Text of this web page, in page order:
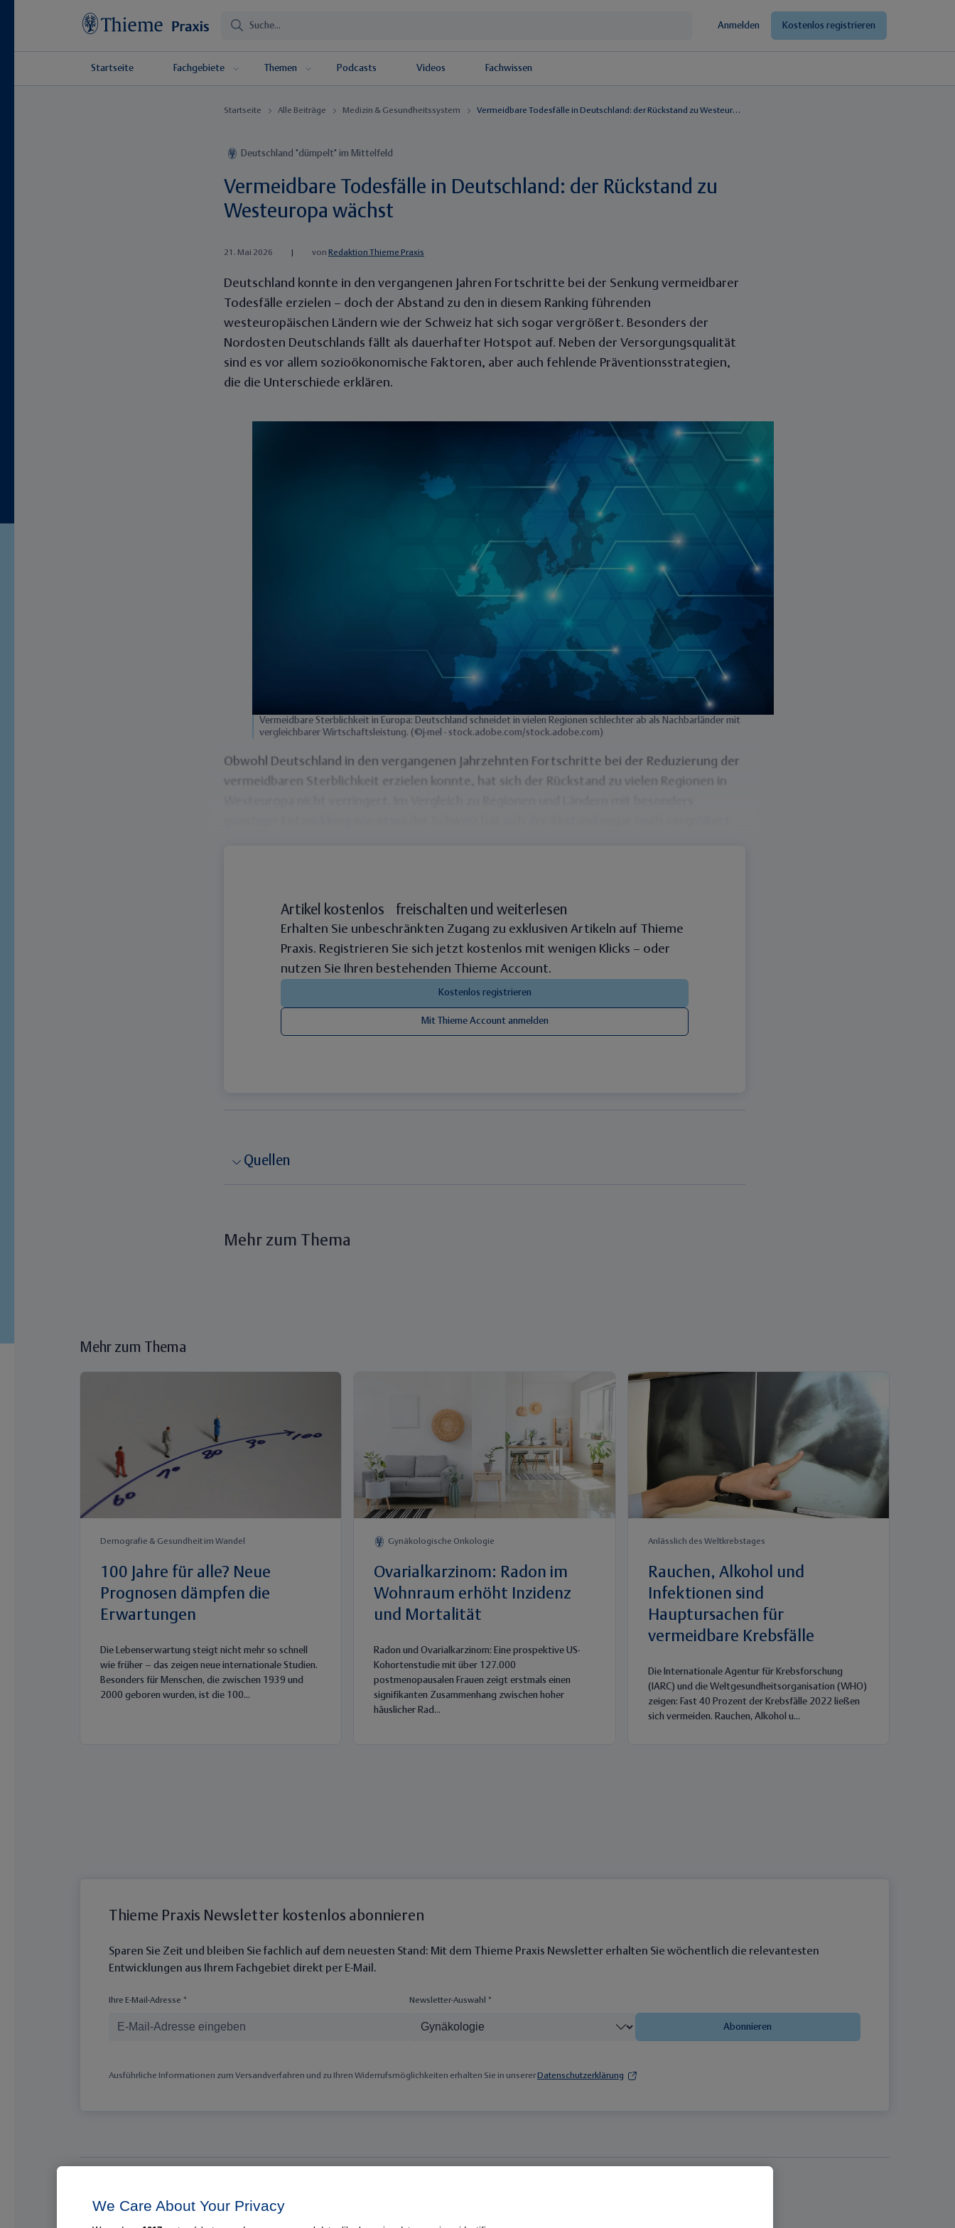
Anmelden Kostenlos registrieren
Startseite Fachgebiete Themen Podcasts Videos Fachwissen
Startseite Alle Beiträge Medizin & Gesundheitssystem Vermeidbare Todesfälle in Deutschland: der Rückstand zu Westeuropa wächst
Deutschland "dümpelt" im Mittelfeld
Vermeidbare Todesfälle in Deutschland: der Rückstand zu
Westeuropa wächst
21. Mai 2026 von Redaktion Thieme Praxis
Deutschland konnte in den vergangenen Jahren Fortschritte bei der Senkung vermeidbarer
Todesfälle erzielen – doch der Abstand zu den in diesem Ranking führenden
westeuropäischen Ländern wie der Schweiz hat sich sogar vergrößert. Besonders der
Nordosten Deutschlands fällt als dauerhafter Hotspot auf. Neben der Versorgungsqualität
sind es vor allem sozioökonomische Faktoren, aber auch fehlende Präventionsstrategien,
die die Unterschiede erklären.
Vermeidbare Sterblichkeit in Europa: Deutschland schneidet in vielen Regionen schlechter ab als Nachbarländer mit
vergleichbarer Wirtschaftsleistung. (©j-mel - stock.adobe.com/stock.adobe.com)
Obwohl Deutschland in den vergangenen Jahrzehnten Fortschritte bei der Reduzierung der
vermeidbaren Sterblichkeit
erzielen konnte, hat sich der Rückstand zu vielen Regionen in
Artikel kostenlos freischalten und weiterlesen
Erhalten Sie unbeschränkten Zugang zu exklusiven Artikeln auf Thieme
Praxis. Registrieren Sie sich jetzt kostenlos mit wenigen Klicks – oder
nutzen Sie Ihren bestehenden Thieme Account.
Quellen
Mehr zum Thema
Mehr zum Thema
Demografie & Gesundheit im Wandel
100 Jahre für alle? Neue
Prognosen dämpfen die
Erwartungen
Die Lebenserwartung steigt nicht mehr so schnell
wie früher – das zeigen neue internationale Studien.
Besonders für Menschen, die zwischen 1939 und
2000 geboren wurden, ist die 100...
Gynäkologische Onkologie
Ovarialkarzinom: Radon im
Wohnraum erhöht Inzidenz
und Mortalität
Radon und Ovarialkarzinom: Eine prospektive US-
Kohortenstudie mit über 127.000
postmenopausalen Frauen zeigt erstmals einen
signifikanten Zusammenhang zwischen hoher
häuslicher Rad...
Anlässlich des Weltkrebstages
Rauchen, Alkohol und
Infektionen sind
Hauptursachen für
vermeidbare Krebsfälle
Die Internationale Agentur für Krebsforschung
(IARC) und die Weltgesundheitsorganisation (WHO)
zeigen: Fast 40 Prozent der Krebsfälle 2022 ließen
sich vermeiden. Rauchen, Alkohol u...
Thieme Praxis Newsletter kostenlos abonnieren
Sparen Sie Zeit und bleiben Sie fachlich auf dem neuesten Stand: Mit dem Thieme Praxis Newsletter erhalten Sie wöchentlich die relevantesten
Entwicklungen aus Ihrem Fachgebiet direkt per E-Mail.
Ihre E-Mail-Adresse * Newsletter-Auswahl *
Abonnieren
Ausführliche Informationen zum Versandverfahren und zu Ihren Widerrufsmöglichkeiten erhalten Sie in unsererDatenschutzerklärung
We Care About Your Privacy